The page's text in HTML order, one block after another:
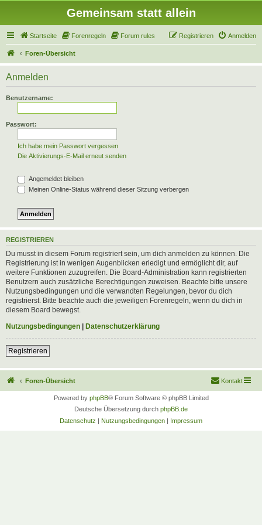
Gemeinsam statt allein
Startseite Forenregeln Forum rules Anmelden
Registrieren
Foren-Übersicht
Anmelden
Benutzername:
Passwort:
Ich habe mein Passwort vergessen
Die Aktivierungs-E-Mail erneut senden
Angemeldet bleiben
Meinen Online-Status während dieser Sitzung verbergen
REGISTRIEREN
Du musst in diesem Forum registriert sein, um dich anmelden zu können. Die
Registrierung ist in wenigen Augenblicken erledigt und ermöglicht dir, auf
weitere Funktionen zuzugreifen. Die Board-Administration kann registrierten
Benutzern auch zusätzliche Berechtigungen zuweisen. Beachte bitte unsere
Nutzungsbedingungen und die verwandten Regelungen, bevor du dich
registrierst. Bitte beachte auch die jeweiligen Forenregeln, wenn du dich in
diesem Board bewegst.
Nutzungsbedingungen | Datenschutzerklärung
Registrieren
Foren-Übersicht Kontakt
Powered by phpBB® Forum Software © phpBB Limited
Deutsche Übersetzung durch phpBB.de
Datenschutz | Nutzungsbedingungen | Impressum